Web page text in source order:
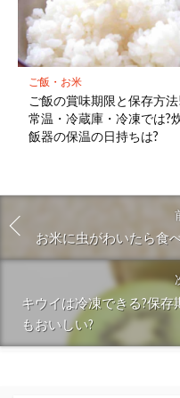
ご飯・お米
ご飯の賞味期限と保存方
常温・冷蔵庫・冷凍では?
飯器の保温の日持ちは?
お米に虫がわいたら食
キウイは冷凍できる?保
もおいしい?